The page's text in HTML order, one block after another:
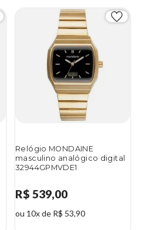
Relógio MONDAINE
masculino analógico digital
32944GPMVDE1
R$ 539,00
ou 10x de R$ 53,90